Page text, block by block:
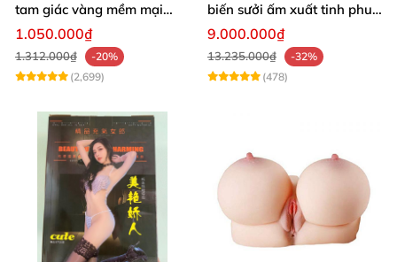
tam giác vàng mềm mại
thật nhất
1.050.000₫
1.312.000₫
-20%
(2,699)
biến sưởi ấm xuất tinh phun
nước thông minh cao cấp
9.000.000₫
13.235.000₫
-32%
(478)